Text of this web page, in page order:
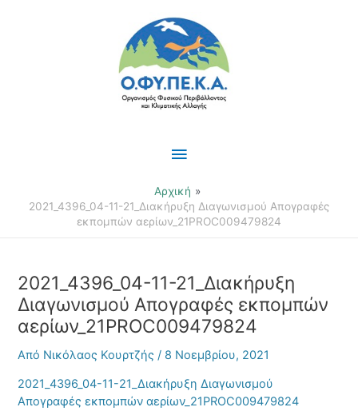
Κύριο
Μενού
Αρχική
2021_4396_04-11-21_Διακήρυξη Διαγωνισμού Απογραφές
εκπομπών αερίων_21PROC009479824
2021_4396_04-11-21_Διακήρυξη
Διαγωνισμού Απογραφές εκπομπών
αερίων_21PROC009479824
Από Νικόλαος Κουρτζής/ 8 Νοεμβρίου, 2021
2021_4396_04-11-21_Διακήρυξη Διαγωνισμού
Απογραφές εκπομπών αερίων_21PROC009479824